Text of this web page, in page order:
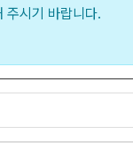
주시기 바랍니다.